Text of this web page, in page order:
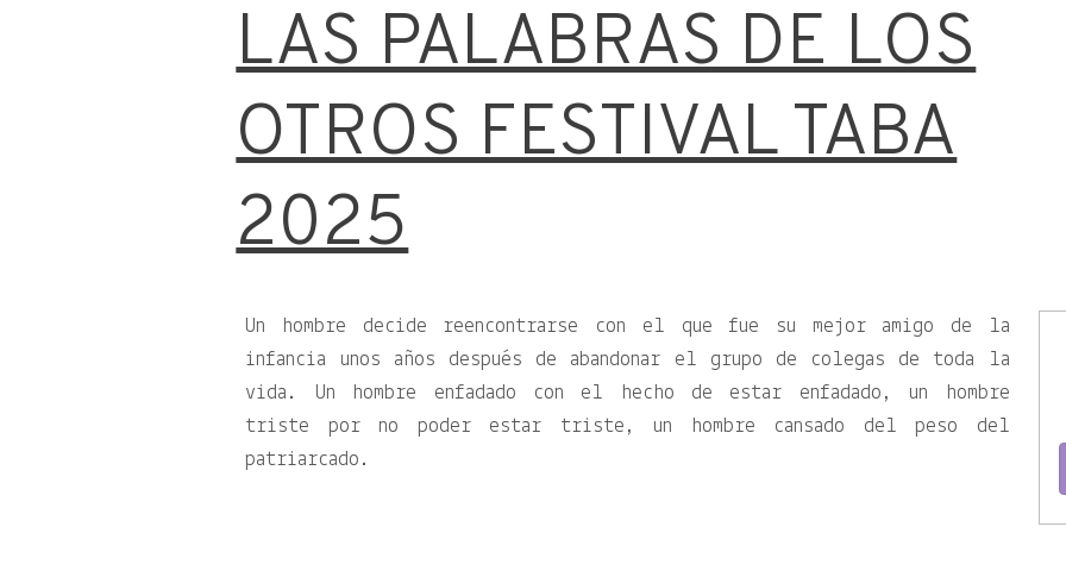
LAS PALABRAS DE LOS
OTROS FESTIVAL TABA
2025
Un hombre decide reencontrarse con el que fue su mejor amigo de la
infancia unos años después de abandonar el grupo de colegas de toda la
vida. Un hombre enfadado con el hecho de estar enfadado, un hombre
triste por no poder estar triste, un hombre cansado del peso del
patriarcado.